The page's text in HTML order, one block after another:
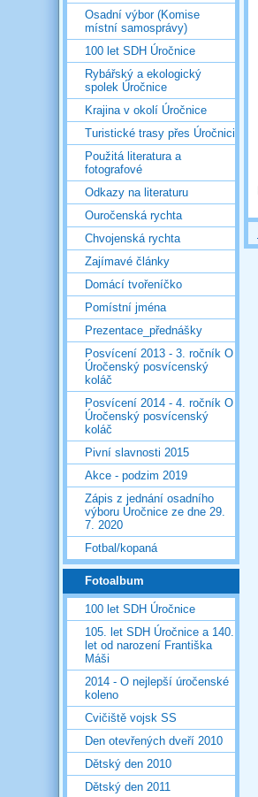
Osadní výbor (Komise
místní samosprávy)
100 let SDH Úročnice
Rybářský a ekologický
spolek Úročnice
Krajina v okolí Úročnice
Turistické trasy přes Úročnici
Použitá literatura a
fotografové
Odkazy na literaturu
Ouročenská rychta
Chvojenská rychta
Zajímavé články
Domácí tvořeníčko
Pomístní jména
Prezentace_přednášky
Posvícení 2013 - 3. ročník O
Úročenský posvícenský
koláč
Posvícení 2014 - 4. ročník O
Úročenský posvícenský
koláč
Pivní slavnosti 2015
Akce - podzim 2019
Zápis z jednání osadního
výboru Úročnice ze dne 29.
7. 2020
Fotbal/kopaná
Fotoalbum
100 let SDH Úročnice
105. let SDH Úročnice a 140.
let od narození Františka
Máši
2014 - O nejlepší úročenské
koleno
Cvičiště vojsk SS
Den otevřených dveří 2010
Dětský den 2010
Dětský den 2011